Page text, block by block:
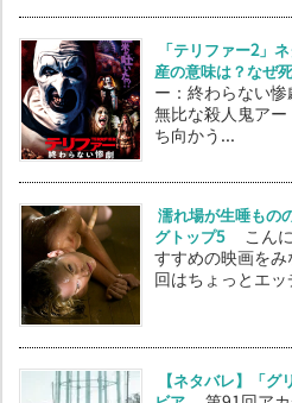
「テリファー2」
産の意味は？なぜ
ー：終わらない
無比な殺人鬼ア
ち向かう...
濡れ場が生唾もの
グトップ5
こん
すすめの映画を
回はちょっとエ
【ネタバレ】「